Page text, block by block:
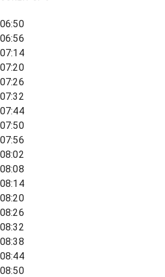
06:50
06:56
07:14
07:20
07:26
07:32
07:44
07:50
07:56
08:02
08:08
08:14
08:20
08:26
08:32
08:38
08:44
08:50